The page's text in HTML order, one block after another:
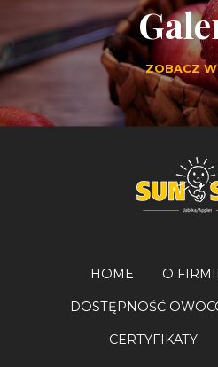
ZOBACZ
HOME O
DOSTĘPNOŚĆ
CERTYFIKATY